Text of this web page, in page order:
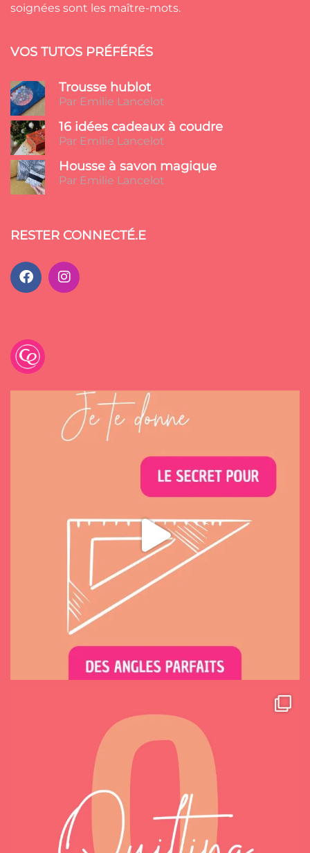
soignées sont les maître-mots.
VOS TUTOS PRÉFÉRÉS
Trousse hublot
Par Emilie Lancelot
16 idées cadeaux à coudre
Par Emilie Lancelot
Housse à savon magique
Par Emilie Lancelot
RESTER CONNECTÉ.E